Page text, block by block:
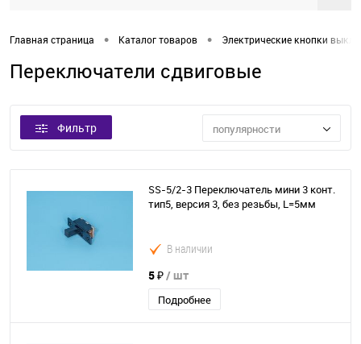
Главная страница • Каталог товаров • Электрические кнопки
Переключатели сдвиговые
Фильтр популярности
SS-5/2-3 Переключатель мини 3 конт.
тип5, версия 3, без резьбы, L=5мм
В наличии
5 ₽/ шт
Подробнее